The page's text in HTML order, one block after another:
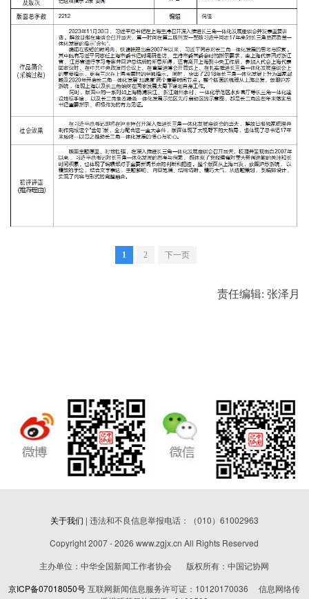
1 2 下一页
责任编辑: 张泽月
关于我们 | 违法和不良信息举报电话：（010）61002963
Copyright 2007 - 2026 www.zgjx.cn All Rights Reserved
主办单位：中华全国新闻工作者协会 版权所有：中国记协网
京ICP备07018050号互联网新闻信息服务许可证：10120170036 信息网络传